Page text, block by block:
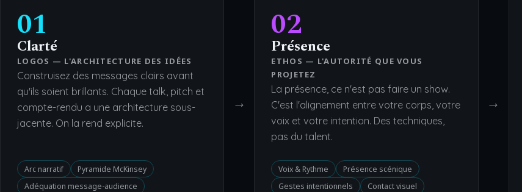
01
Clarté
LOGOS — L'ARCHITECTURE DES IDÉES
Construisez des messages clairs avant
qu'ils soient brillants. Chaque talk, pitch et
compte-rendu a une architecture sous-
jacente. On la rend explicite.
Arc narratif
Pyramide McKinsey
Adéquation message-audience
→
02
Présence
ETHOS — L'AUTORITÉ QUE VOUS
PROJETEZ
La présence, ce n'est pas faire un show.
C'est l'alignement entre votre corps, votre
voix et votre intention. Des techniques,
pas du talent.
Voix & Rythme
Présence scénique
Gestes intentionnels
Contact visuel
→